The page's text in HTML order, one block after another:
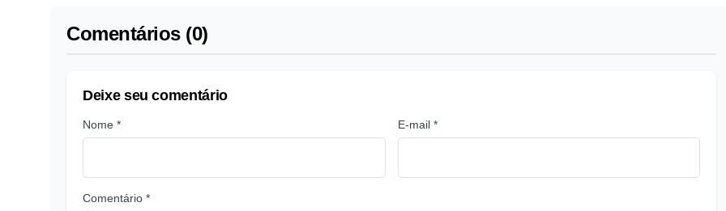
Comentários (0)
Deixe seu comentário
Nome * E-mail *
Comentário *